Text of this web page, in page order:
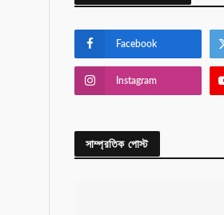
Facebook
Instagram
সাম্প্রতিক পোস্ট